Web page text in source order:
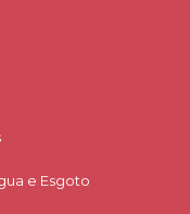
e Esgoto